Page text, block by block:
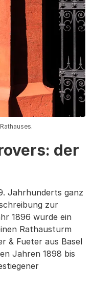
der
Jahrhunderts ganz
zur
1896 wurde ein
Rathausturm
& Fueter aus Basel
Jahren 1898 bis